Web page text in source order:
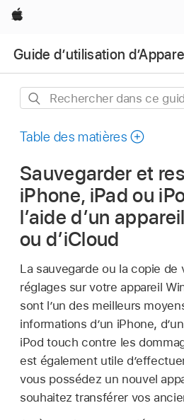
Apple
Guide dʼutilisation
Rechercher
ce
Table des matières
Sauvegarder et
iPhone, iPad ou
l’aide d’un
ou d’iCloud
La sauvegarde ou la copie de
réglages sur votre appareil
sont l’un des meilleurs
informations d’un iPhone,
iPod touch contre les
est également utile
vous possédez un nouvel
souhaitez transférer vos